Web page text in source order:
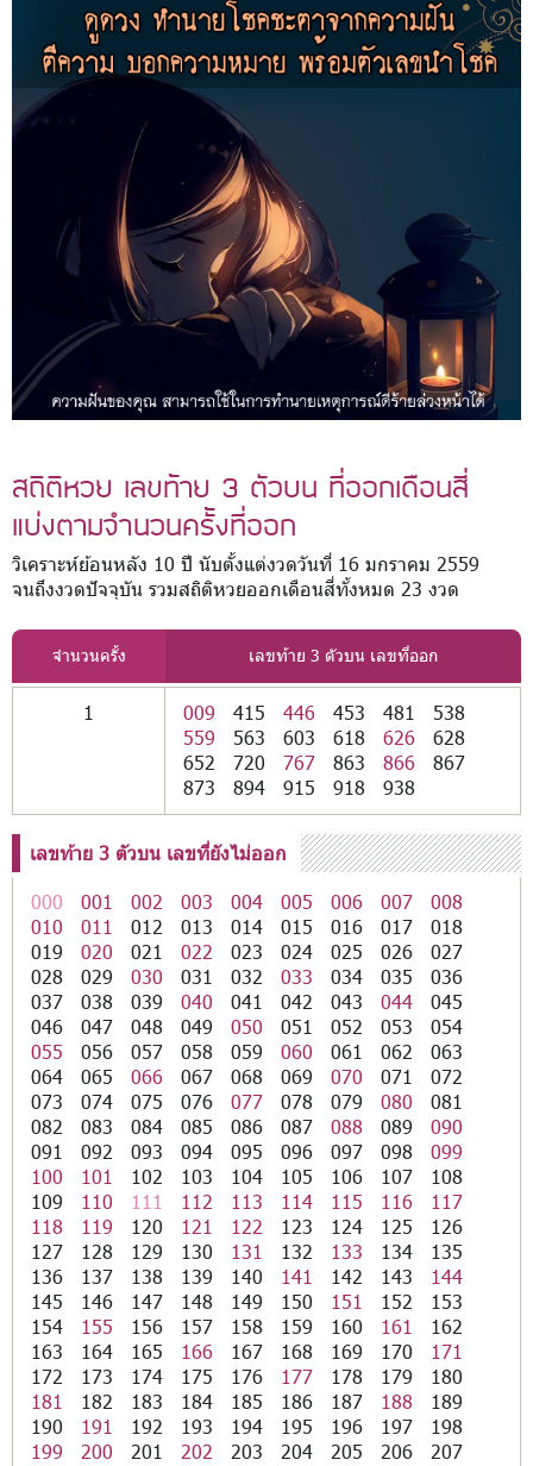
สถิติหวย เลขท้าย 3 ตัวบน ที่ออกเดือนสี่
แบ่งตามจำนวนครั้งที่ออก
วิเคราะห์ย้อนหลัง 10 ปี นับตั้งแต่งวดวันที่ 16 มกราคม 2559
จนถึงงวดปัจจุบัน รวมสถิติหวยออกเดือนสี่ทั้งหมด 23 งวด
จำนวนครั้ง เลขท้าย 3 ตัวบน เลขที่ออก
1 009 415 446 453 481
538
559
563 603 618 626
628
652
720 767 863 866
867
873
894 915 918 938
เลขท้าย 3 ตัวบน เลขที่ยังไม่ออก
000
001 002 003 004 005 006 007
008
010
011 012 013 014 015 016 017
018
019
020 021 022 023 024 025 026
027
028
029 030 031 032 033 034 035
036
037
038 039 040 041 042 043 044
045
046
047 048 049 050 051 052 053
054
055
056 057 058 059 060 061 062
063
064
065 066 067 068 069 070 071
072
073
074 075 076 077 078 079 080
081
082
083 084 085 086 087 088 089
090
091
092 093 094 095 096 097 098
099
100
101 102 103 104 105 106 107
108
109
110 111 112 113 114 115 116
117
118
119 120 121 122 123 124 125
126
127
128 129 130 131 132 133 134
135
136
137 138 139 140 141 142 143
144
145
146 147 148 149 150 151 152
153
154
155 156 157 158 159 160 161
162
163
164 165 166 167 168 169 170
171
172
173 174 175 176 177 178 179
180
181
182 183 184 185 186 187 188
189
190
191 192 193 194 195 196 197
198
199
200 201 202 203 204 205 206
207